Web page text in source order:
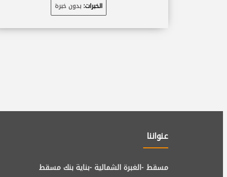
الخبرات:بدون خبرة
عنواننا
مسقط -الغبرة الشمالية -بناية بنك مسقط